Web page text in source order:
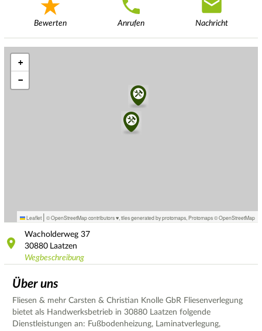
Bewerten Anrufen Nachricht
+
−
Leaflet | © OpenStreetMap contributors ♥, tiles generated by protomaps Protomaps©OpenStreetMap
Wacholderweg 37
30880 Laatzen
Wegbeschreibung
Über uns
Fliesen & mehr Carsten & Christian Knolle GbR Fliesenverlegung
bietet als Handwerksbetrieb in 30880 Laatzen folgende
Dienstleistungen an: Fußbodenheizung, Laminatverlegung,